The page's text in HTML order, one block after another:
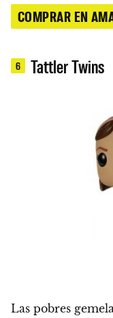
COMPRAR EN
6 Tattler Twins
Las pobres